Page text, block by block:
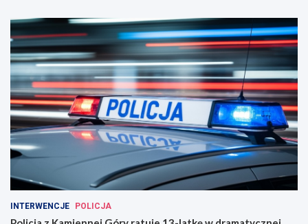
INTERWENCJE POLICJA